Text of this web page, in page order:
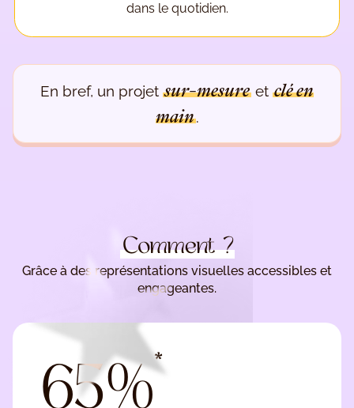
dans le quotidien.
En bref, un projet sur-mesure et clé en
main.
Comment ?
Grâce à des représentations visuelles accessibles et
engageantes.
*